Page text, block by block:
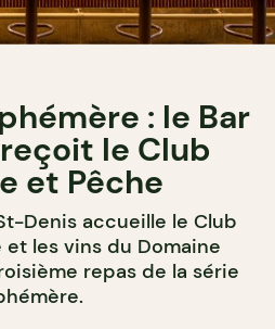
: le Bar
le Club
et Pêche
Denis accueille le Club
et les vins du Domaine
repas de la série